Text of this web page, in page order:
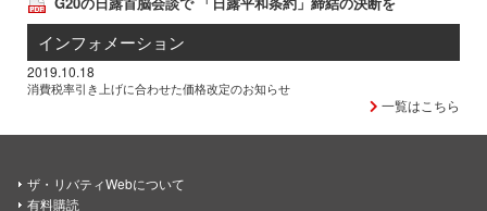
インフォメーション
2019.10.18
消費税率引き上げに合わせた価格改定のお知らせ
一覧はこちら
ザ・リバティWebについて
有料購読